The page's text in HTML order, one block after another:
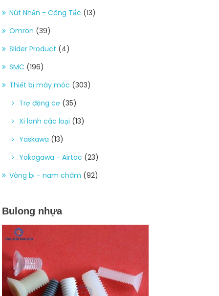
Nút Nhấn - Công Tắc (13)
Omron (39)
Slider Product (4)
SMC (196)
Thiết bị máy móc (303)
Trợ động cơ (35)
Xi lanh các loại (13)
Yaskawa (13)
Yokogawa - Airtac (23)
Vòng bi - nam châm (92)
Bulong nhựa